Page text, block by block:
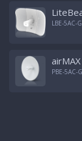
LBE-5AC-
PBE-5AC-